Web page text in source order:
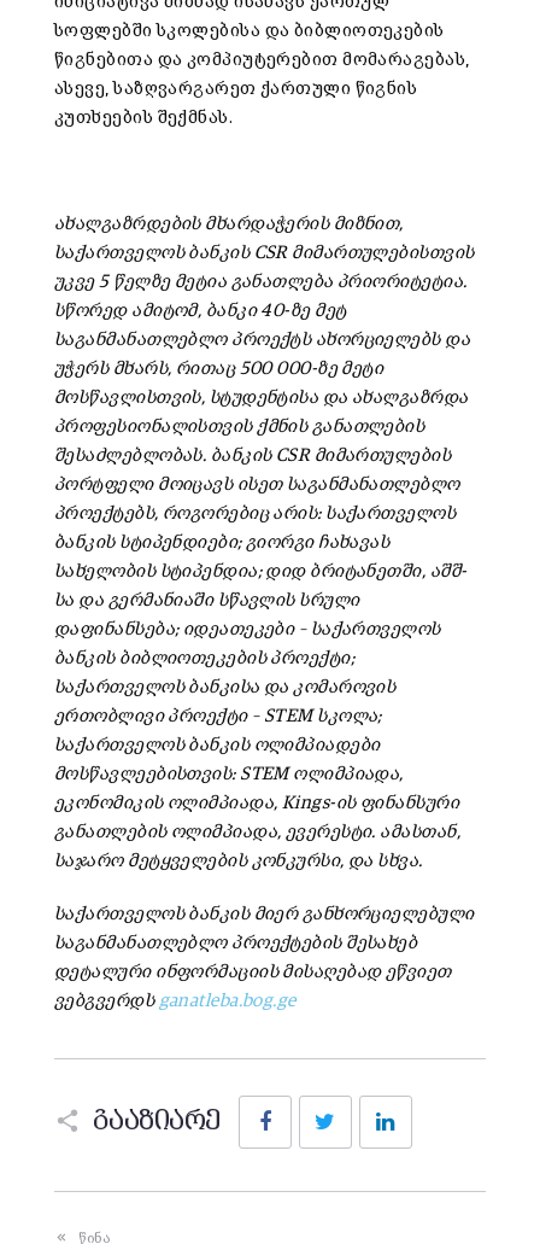
სოფლებში სკოლებისა და ბიბლიოთეკების
წიგნებითა და კომპიუტერებით მომარაგებას,
ასევე, საზღვარგარეთ ქართული წიგნის
კუთხეების შექმნას.
ახალგაზრდების მხარდაჭერის მიზნით,
საქართველოს ბანკის CSR მიმართულებისთვის
უკვე 5 წელზე მეტია განათლება პრიორიტეტია.
სწორედ ამიტომ, ბანკი 40-ზე მეტ
საგანმანათლებლო პროექტს ახორციელებს და
უჭერს მხარს, რითაც 500 000-ზე მეტი
მოსწავლისთვის, სტუდენტისა და ახალგაზრდა
პროფესიონალისთვის ქმნის განათლების
შესაძლებლობას. ბანკის CSR მიმართულების
პორტფელი მოიცავს ისეთ საგანმანათლებლო
პროექტებს, როგორებიც არის: საქართველოს
ბანკის სტიპენდიები; გიორგი ჩახავას
სახელობის სტიპენდია; დიდ ბრიტანეთში, აშშ-
სა და გერმანიაში სწავლის სრული
დაფინანსება; იდეათეკები – საქართველოს
ბანკის ბიბლიოთეკების პროექტი;
საქართველოს ბანკისა და კომაროვის
ერთობლივი პროექტი – STEM სკოლა;
საქართველოს ბანკის ოლიმპიადები
მოსწავლეებისთვის: STEM ოლიმპიადა,
ეკონომიკის ოლიმპიადა, Kings-ის ფინანსური
განათლების ოლიმპიადა, ევერესტი. ამასთან,
საჯარო მეტყველების კონკურსი, და სხვა.
საქართველოს ბანკის მიერ განხორციელებული
საგანმანათლებლო პროექტების შესახებ
დეტალური ინფორმაციის მისაღებად ეწვიეთ
ვებგვერდს ganatleba.bog.ge
გააზიარე
FacebookTwitter
წინა